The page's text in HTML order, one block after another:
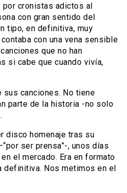
cronistas adictos al
con gran sentido del
tipo, en definitiva, muy
con una vena sensible
que no han
si cabe que cuando vivía,
sus canciones. No tiene
parte de la historia -no solo
disco homenaje tras su
ser prensa”-, unos días
el mercado. Era en formato
definitiva. Nos metimos en el